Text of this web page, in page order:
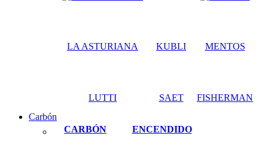
LA ASTURIANA KUBLI MENTOS
LUTTI SAET FISHERMAN
Carbón
CARBÓN
ENCENDIDO